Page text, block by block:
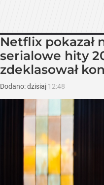
Netflix pokazał
serialowe hity
zdeklasował
Dodano:dzisiaj 12:48